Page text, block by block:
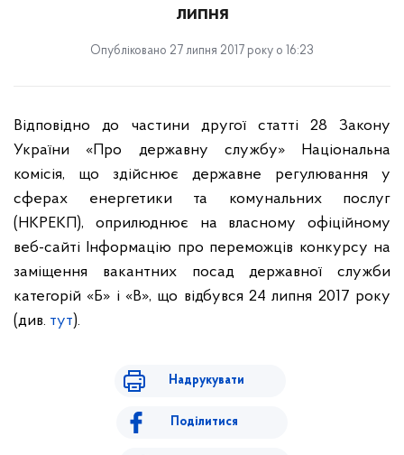
липня
Опубліковано 27 липня 2017 року о 16:23
Відповідно до частини другої статті 28 Закону
України «Про державну службу» Національна
комісія, що здійснює державне регулювання у
сферах енергетики та комунальних послуг
(НКРЕКП), оприлюднює на власному офіційному
веб-сайті Інформацію про переможців конкурсу на
заміщення вакантних посад державної служби
категорій «Б» і «В», що відбувся 24 липня 2017 року
(див. тут).
Надрукувати
Поділитися